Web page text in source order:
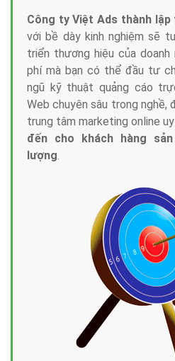
Công ty Việt Ads thành lập
với bề dày kinh nghiệm sẽ
triển thương hiệu của
phí mà bạn có thể đầu tư
ngũ kỹ thuật quảng cáo
Web chuyên sâu trong nghề,
trung tâm marketing online
đến cho khách hàng
lượng.